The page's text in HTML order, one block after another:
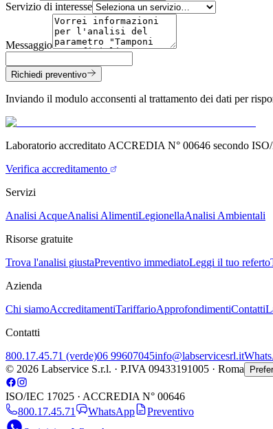
Servizio di interesse
Messaggio
Richiedi preventivo
Inviando il modulo acconsenti al trattamento dei dati per
Laboratorio accreditato ACCREDIA N° 00646 secondo
Verifica accreditamento
Servizi
Analisi AcqueAnalisi AlimentiLegionellaAnalisi Ambientali
Risorse gratuite
Trova l'analisi giustaPreventivo immediatoLeggi il tuo referto
Azienda
Chi siamoAccreditamentiTariffarioApprofondimentiContatti
Contatti
800.17.45.71 (verde)06 99607045info@labservicesrl.it
© 2026 Labservice S.r.l. · P.IVA 09433191005 · Roma
ISO/IEC 17025 · ACCREDIA N° 00646
800.17.45.71
WhatsApp
Preventivo